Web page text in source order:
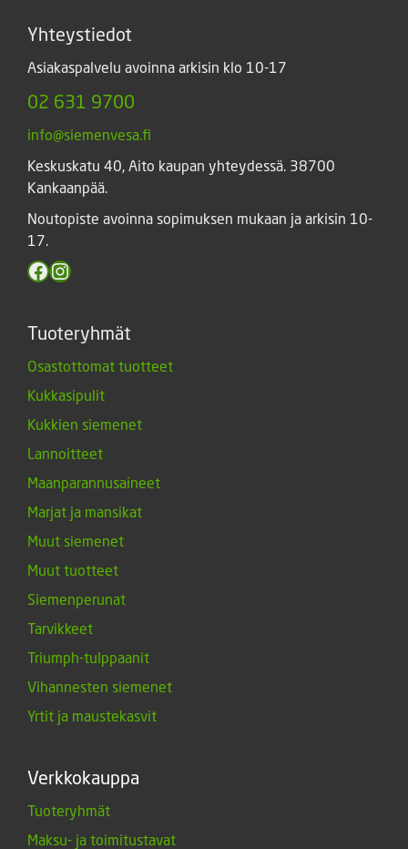
Yhteystiedot
Asiakaspalvelu avoinna arkisin klo 10-17
02 631 9700
info@siemenvesa.fi
Keskuskatu 40, Aito kaupan yhteydessä. 38700
Kankaanpää.
Noutopiste avoinna sopimuksen mukaan ja arkisin 10-
17.
Facebook
Instagram
Tuoteryhmät
Osastottomat tuotteet
Kukkasipulit
Kukkien siemenet
Lannoitteet
Maanparannusaineet
Marjat ja mansikat
Muut siemenet
Muut tuotteet
Siemenperunat
Tarvikkeet
Triumph-tulppaanit
Vihannesten siemenet
Yrtit ja maustekasvit
Verkkokauppa
Tuoteryhmät
Maksu- ja toimitustavat